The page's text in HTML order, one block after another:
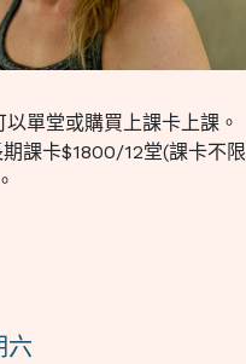
單堂或購買上課卡上課。
課卡$1800/12堂(課卡不限
六